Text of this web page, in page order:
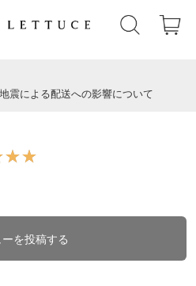
震による配送への影響について
ーを投稿する